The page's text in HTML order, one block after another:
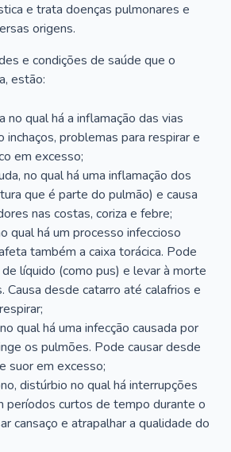
e trata doenças pulmonares e
origens.
e condições de saúde que o
estão:
no qual há a inflamação das vias
inchaços, problemas para respirar e
em excesso;
no qual há uma inflamação dos
que é parte do pulmão) e causa
nas costas, coriza e febre;
qual há um processo infeccioso
também a caixa torácica. Pode
líquido (como pus) e levar à morte
Causa desde catarro até calafrios e
qual há uma infecção causada por
os pulmões. Pode causar desde
suor em excesso;
distúrbio no qual há interrupções
períodos curtos de tempo durante o
cansaço e atrapalhar a qualidade do